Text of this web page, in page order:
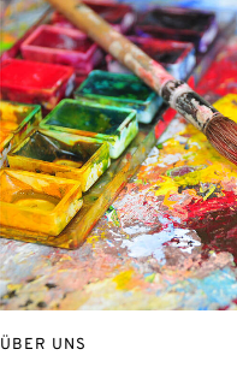
ÜBER UNS